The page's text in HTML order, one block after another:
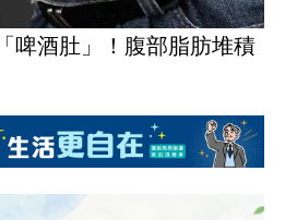
啤酒肚」！腹部脂肪堆積